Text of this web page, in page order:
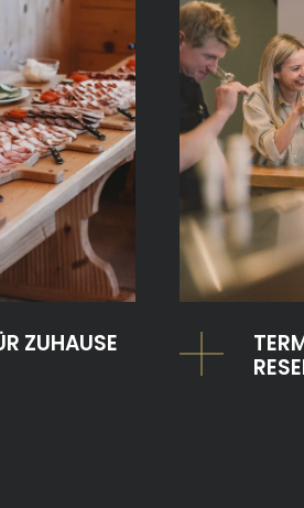
ZUHAUSE